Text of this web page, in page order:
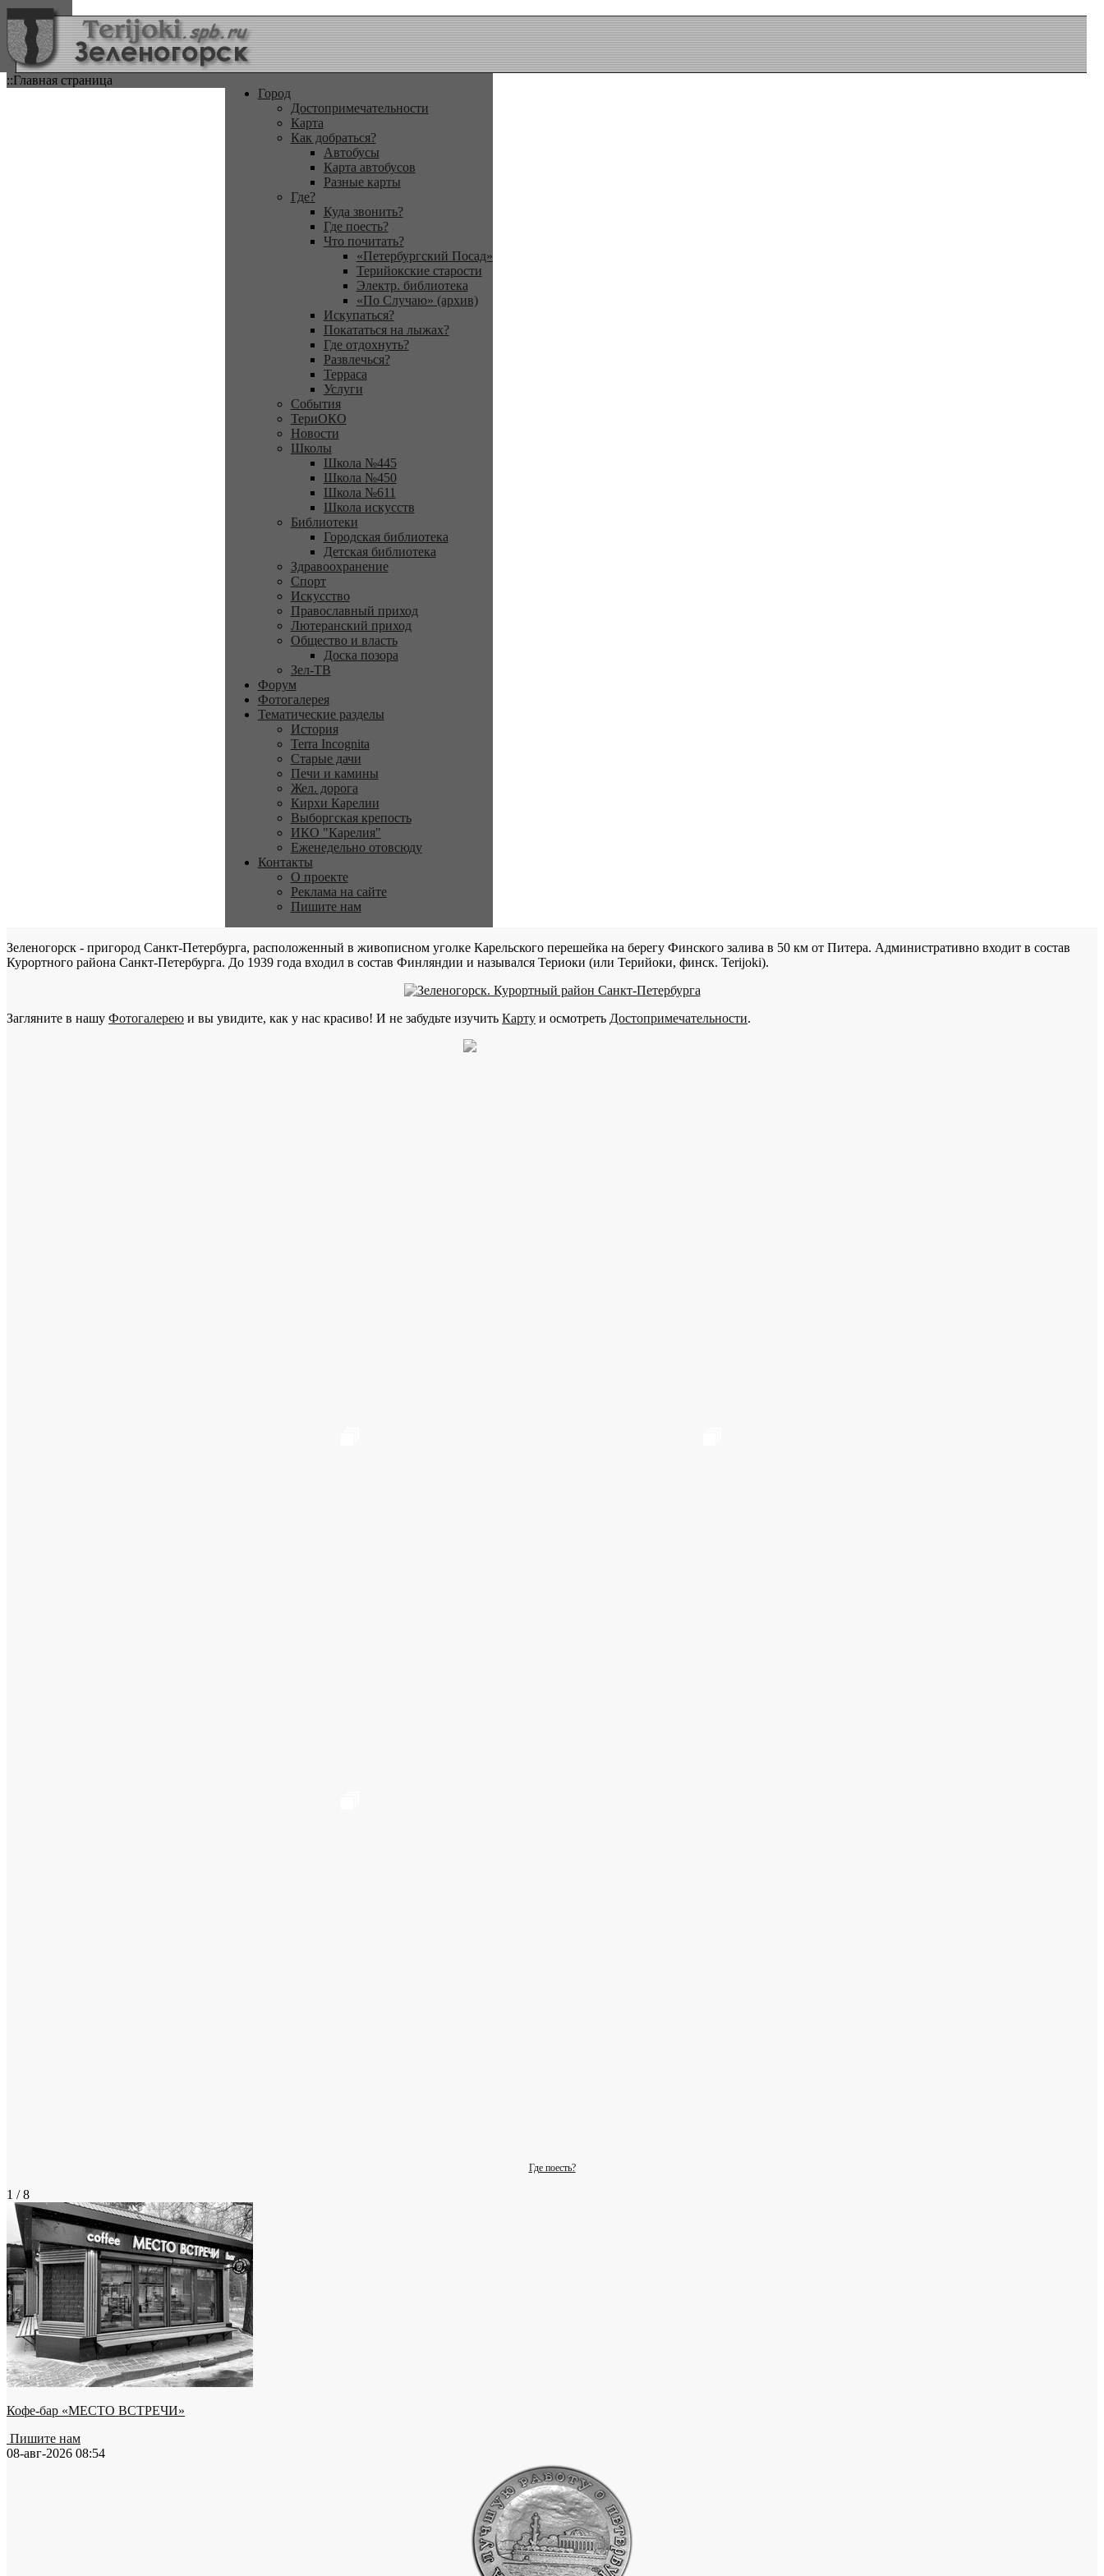
::Главная страница
Город
Достопримечательности
Карта
Как добраться?
Автобусы
Карта автобусов
Разные карты
Где?
Куда звонить?
Где поесть?
Что почитать?
«Петербургский Посад»
Терийокские старости
Электр. библиотека
«По Случаю» (архив)
Искупаться?
Покататься на лыжах?
Где отдохнуть?
Развлечься?
Терраса
Услуги
События
ТериОКО
Новости
Школы
Школа №445
Школа №450
Школа №611
Школа искусств
Библиотеки
Городская библиотека
Детская библиотека
Здравоохранение
Спорт
Искусство
Православный приход
Лютеранский приход
Общество и власть
Доска позора
Зел-ТВ
Форум
Фотогалерея
Тематические разделы
История
Terra Incognita
Старые дачи
Печи и камины
Жел. дорога
Кирхи Карелии
Выборгская крепость
ИКО "Карелия"
Еженедельно отовсюду
Контакты
О проекте
Реклама на сайте
Пишите нам
Зеленогорск - пригород Санкт-Петербурга, расположенный в живописном уголке Карельского перешейка на берегу Финского залива в 50 км от Питера. Административно входит в состав
Курортного района Санкт-Петербурга. До 1939 года входил в состав Финляндии и назывался Териоки (или Терийоки, финск. Terijoki).
Загляните в нашу Фотогалерею и вы увидите, как у нас красиво! И не забудьте изучить Карту и осмотреть Достопримечательности.
Где поесть?
1 / 8
Кофе-бар «МЕСТО ВСТРЕЧИ»
Пишите нам
08-авг-2026 08:54